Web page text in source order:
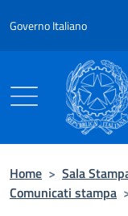
Governo Italiano
Home > Sala
Comunicati stampa